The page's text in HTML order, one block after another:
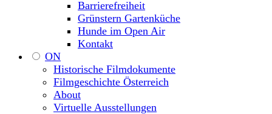
Barrierefreiheit
Grünstern Gartenküche
Hunde im Open Air
Kontakt
ON
Historische Filmdokumente
Filmgeschichte Österreich
About
Virtuelle Ausstellungen